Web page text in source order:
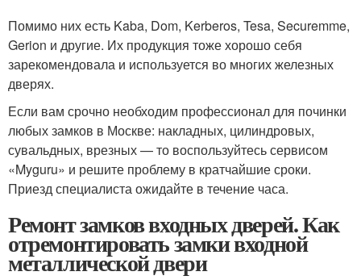
Помимо них есть Kaba, Dom, Kerberos, Tesa, Securemme,
Gerion и другие. Их продукция тоже хорошо себя
зарекомендовала и используется во многих железных
дверях.
Если вам срочно необходим профессионал для починки
любых замков в Москве: накладных, цилиндровых,
сувальдных, врезных — то воспользуйтесь сервисом
«Myguru» и решите проблему в кратчайшие сроки.
Приезд специалиста ожидайте в течение часа.
Ремонт замков входных дверей. Как
отремонтировать замки входной
металлической двери